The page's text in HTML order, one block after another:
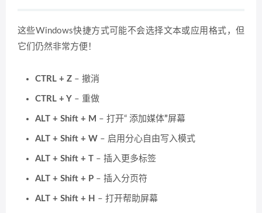
这些Windows快捷方式可能不会选择文本或应用格式，但
它们仍然非常方便！
CTRL + Z – 撤消
CTRL + Y – 重做
ALT + Shift + M – 打开“ 添加媒体”屏幕
ALT + Shift + W – 启用分心自由写入模式
ALT + Shift + T – 插入更多标签
ALT + Shift + P – 插入分页符
ALT + Shift + H – 打开帮助屏幕